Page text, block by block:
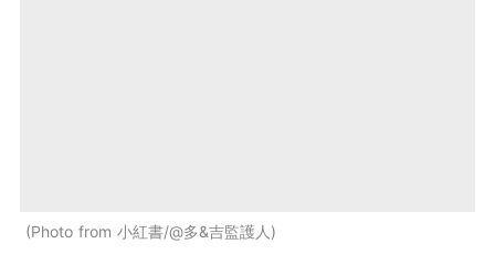
Photo from 小紅書/@多&吉監護人